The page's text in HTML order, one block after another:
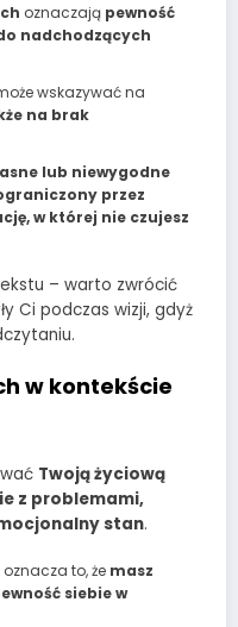
oznaczają pewność
nadchodzących
wskazywać na
na brak
lub niewygodne
przez
w której nie czujesz
– warto zwrócić
Ci podczas wizji, gdyż
w kontekście
Twoją życiową
z problemami,
stan.
oznacza to, że masz
siebie w